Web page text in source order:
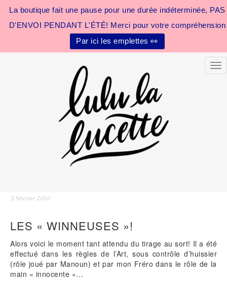
La boutique fait une pause pour une durée indéterminée, PAS
D'ENVOI PENDANT L'ÉTÉ! Merci pour votre compréhension
Par ici les emplettes 👀
3 février 2010
LES « WINNEUSES »!
Alors voici le moment tant attendu du tirage au sort! Il a été
effectué dans les règles de l’Art, sous contrôle d’huissier
(rôle joué par Manoun) et par mon Fréro dans le rôle de la
main « innocente »…